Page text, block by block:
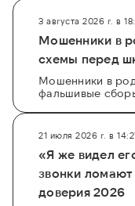
3 августа 2026 г. в
Мошенники в
схемы перед
Мошенники в
фальшивые
21 июля 2026 г. в
«Я же видел
звонки
доверия 2026